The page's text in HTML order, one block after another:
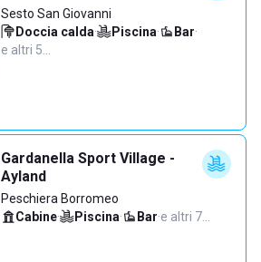
Sesto San Giovanni
Doccia calda· Piscina· Bar·
e altri 5…
Gardanella Sport Village -
Ayland
Peschiera Borromeo
Cabine· Piscina· Bar·e altri 7…